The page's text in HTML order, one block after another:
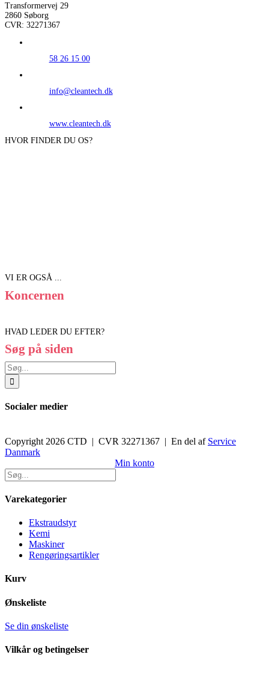
Transformervej 29
2860 Søborg
CVR: 32271367
58 26 15 00
info@cleantech.dk
www.cleantech.dk
HVOR FINDER DU OS?
VI ER OGSÅ ...
Koncernen
HVAD LEDER DU EFTER?
Søg på siden
Søg
efter:
Socialer medier
Copyright 2026 CTD | CVR 32271367 | En del af Service
Danmark
Sliding
Bar
Area
Min konto
Varekategorier
Ekstraudstyr
Kemi
Maskiner
Rengøringsartikler
Kurv
Ønskeliste
Se din ønskeliste
Vilkår og betingelser